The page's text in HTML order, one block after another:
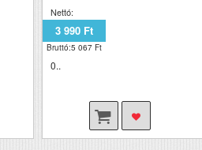
Nettó:
3 990 Ft
Bruttó:5 067 Ft
0..